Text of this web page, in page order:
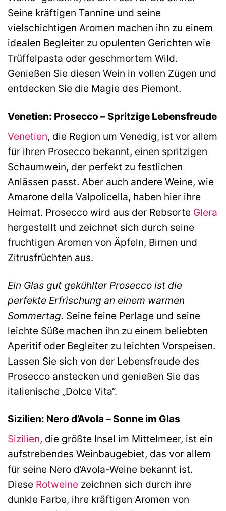
Seine kräftigen Tannine und seine
vielschichtigen Aromen machen ihn zu einem
idealen Begleiter zu opulenten Gerichten wie
Trüffelpasta oder geschmortem Wild.
Genießen Sie diesen Wein in vollen Zügen und
entdecken Sie die Magie des Piemont.
Venetien: Prosecco – Spritzige Lebensfreude
Venetien, die Region um Venedig, ist vor allem
für ihren Prosecco bekannt, einen spritzigen
Schaumwein, der perfekt zu festlichen
Anlässen passt. Aber auch andere Weine, wie
Amarone della Valpolicella, haben hier ihre
Heimat. Prosecco wird aus der Rebsorte Glera
hergestellt und zeichnet sich durch seine
fruchtigen Aromen von Äpfeln, Birnen und
Zitrusfrüchten aus.
Ein Glas gut gekühlter Prosecco ist die
perfekte Erfrischung an einem warmen
Sommertag. Seine feine Perlage und seine
leichte Süße machen ihn zu einem beliebten
Aperitif oder Begleiter zu leichten Vorspeisen.
Lassen Sie sich von der Lebensfreude des
Prosecco anstecken und genießen Sie das
italienische „Dolce Vita“.
Sizilien: Nero d’Avola – Sonne im Glas
Sizilien, die größte Insel im Mittelmeer, ist ein
aufstrebendes Weinbaugebiet, das vor allem
für seine Nero d’Avola-Weine bekannt ist.
Diese Rotweine zeichnen sich durch ihre
dunkle Farbe, ihre kräftigen Aromen von